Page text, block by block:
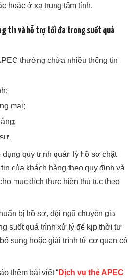
hoặc ở xa trung tâm tỉnh.
tin và hỗ trợ tối đa trong suốt quá
thường chứa nhiều thông tin
mại;
dụng quy trình quản lý hồ sơ chặt
của khách hàng theo quy định và
mục đích thực hiện thủ tục theo
bị hồ sơ, đội ngũ chuyên gia
suốt quá trình xử lý để kịp thời tư
sung hoặc giải trình từ cơ quan có
thêm bài viết “Dịch vụ thẻ APEC